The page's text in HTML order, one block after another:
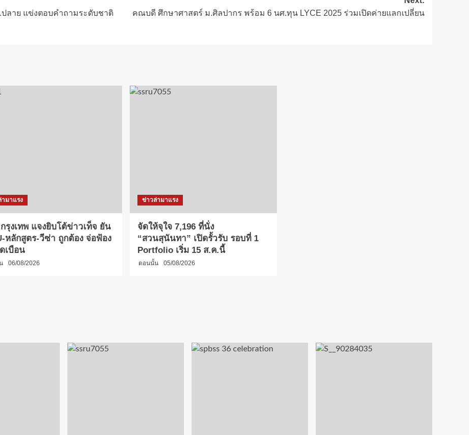
ลาย แข่งตอบคำถามระดับชาติ
คณบดี ศึกษาศาสตร์ ม.ศิลปากร พร้อม 6 นศ.ทุน LYCE 2025 ร่วมเปิดค่ายแลกเปลี่ยน
มาแรง
รุงเทพ แจงยิบโต้ข่าวเท็จ ยัน
หลักสูตร-วีซ่า ถูกต้อง จ่อฟ้อง
เบือน
06/08/2026
ข่าวล่ามาแรง
จัดให้จุใจ 7,196 ที่นั่ง
“สวนสุนันทา” เปิดรั้วรับ รอบที่ 1
Portfolio เริ่ม 15 ส.ค.นี้
ตอนนั้น 05/08/2026